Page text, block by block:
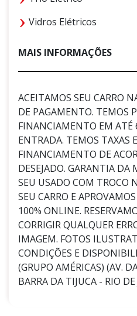
Vidros Elétricos
MAIS INFORMAÇÕES
ACEITAMOS SEU CARRO
DE PAGAMENTO. TEMOS
FINANCIAMENTO EM ATÉ
ENTRADA. TEMOS TAXAS
FINANCIAMENTO DE
DESEJADO. GARANTIA DA
SEU USADO COM TROCO
SEU CARRO E
100% ONLINE.
CORRIGIR QUALQUER
IMAGEM. FOTOS
CONDIÇÕES E
(GRUPO AMÉRICAS) (AV.
BARRA DA TIJUCA - RIO DE